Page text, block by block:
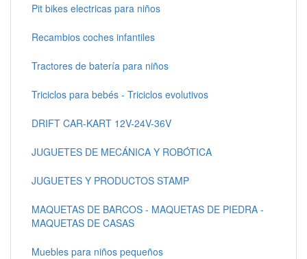
Pit bikes electricas para niños
Recambios coches infantiles
Tractores de batería para niños
Triciclos para bebés - Triciclos evolutivos
DRIFT CAR-KART 12V-24V-36V
JUGUETES DE MECÁNICA Y ROBÓTICA
JUGUETES Y PRODUCTOS STAMP
MAQUETAS DE BARCOS - MAQUETAS DE PIEDRA -
MAQUETAS DE CASAS
Muebles para niños pequeños